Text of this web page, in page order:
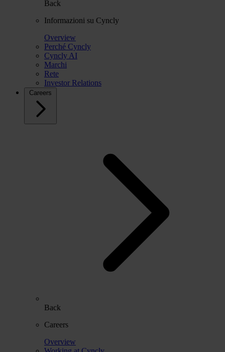
Back
Informazioni su Cyncly
Overview
Perché Cyncly
Cyncly AI
Marchi
Rete
Investor Relations
Careers
Back
Careers
Overview